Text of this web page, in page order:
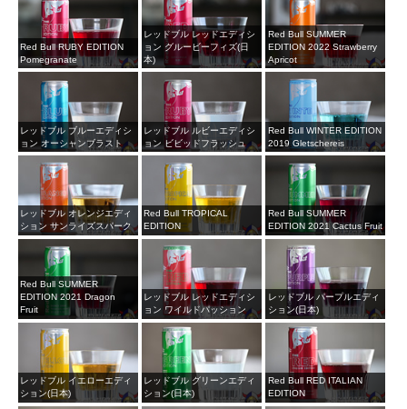
Red Bull RUBY EDITION
Pomegranate
レッドブル レッドエディシ
ョン グルービーフィズ(日
本)
Red Bull SUMMER
EDITION 2022 Strawberry
Apricot
レッドブル ブルーエディシ
ョン オーシャンブラスト
レッドブル ルビーエディシ
ョン ビビッドフラッシュ
Red Bull WINTER EDITION
2019 Gletschereis
レッドブル オレンジエディ
ション サンライズスパーク
Red Bull TROPICAL
EDITION
Red Bull SUMMER
EDITION 2021 Cactus Fruit
Red Bull SUMMER
EDITION 2021 Dragon
Fruit
レッドブル レッドエディシ
ョン ワイルドパッション
レッドブル パープルエディ
ション(日本)
レッドブル イエローエディ
ション(日本)
レッドブル グリーンエディ
ション(日本)
Red Bull RED ITALIAN
EDITION